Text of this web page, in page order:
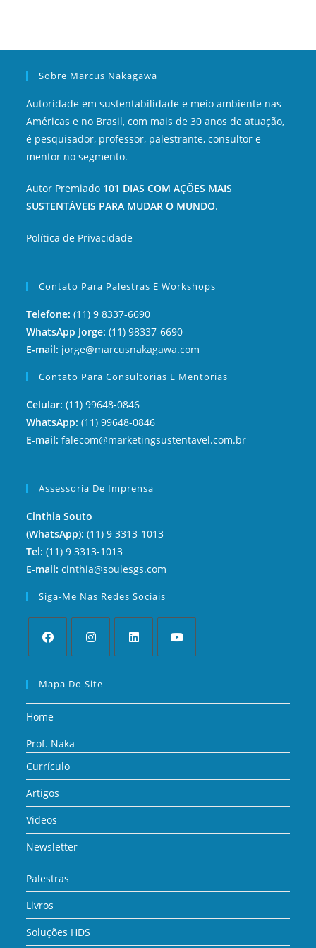
Sobre Marcus Nakagawa
Autoridade em sustentabilidade e meio ambiente nas
Américas e no Brasil, com mais de 30 anos de atuação,
é pesquisador, professor, palestrante, consultor e
mentor no segmento.
Autor Premiado 101 DIAS COM AÇÕES MAIS
SUSTENTÁVEIS PARA MUDAR O MUNDO.
Política de Privacidade
Contato Para Palestras E Workshops
Telefone: (11) 9 8337-6690
WhatsApp Jorge: (11) 98337-6690
E-mail: jorge@marcusnakagawa.com
Contato Para Consultorias E Mentorias
Celular: (11) 99648-0846
WhatsApp: (11) 99648-0846
E-mail: falecom@marketingsustentavel.com.br
Assessoria De Imprensa
Cinthia Souto
(WhatsApp):(11) 9 3313-1013
Tel:(11) 9 3313-1013
E-mail: cinthia@soulesgs.com
Siga-Me Nas Redes Sociais
Mapa Do Site
Home
Prof. Naka
Currículo
Artigos
Videos
Newsletter
Palestras
Livros
Soluções HDS